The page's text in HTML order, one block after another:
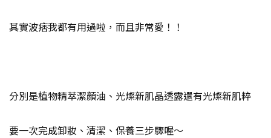
其實波痞我都有用過啦，而且非常愛！！
分別是植物精萃潔顏油、光燦新肌晶透露還有光燦新肌粹
要一次完成卸妝、清潔、保養三步驟喔～